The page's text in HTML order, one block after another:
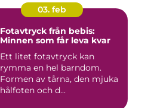
03. feb
Fotavtryck från bebis:
Minnen som får leva kvar
Ett litet fotavtryck kan
rymma en hel barndom.
Formen av tårna, den mjuka
hålfoten och d...